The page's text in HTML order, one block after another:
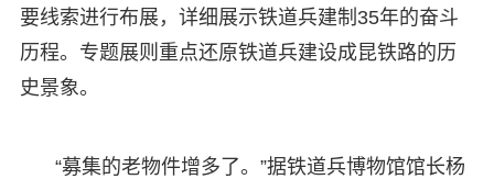
要线索进行布展，详细展示铁道兵建制35年的奋斗
历程。专题展则重点还原铁道兵建设成昆铁路的历
史景象。
“募集的老物件增多了。”据铁道兵博物馆馆长杨